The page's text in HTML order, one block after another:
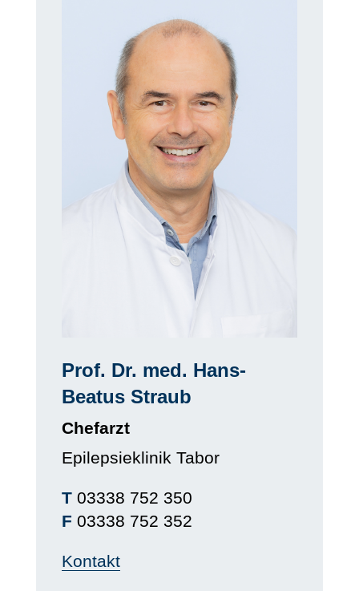
Prof. Dr. med. Hans-
Beatus Straub
Chefarzt
Epilepsieklinik Tabor
T 03338 752 350
F 03338 752 352
Kontakt